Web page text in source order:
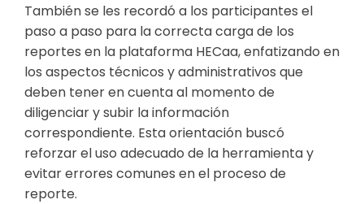
También se les recordó a los participantes el
paso a paso para la correcta carga de los
reportes en la plataforma HECaa, enfatizando en
los aspectos técnicos y administrativos que
deben tener en cuenta al momento de
diligenciar y subir la información
correspondiente. Esta orientación buscó
reforzar el uso adecuado de la herramienta y
evitar errores comunes en el proceso de
reporte.